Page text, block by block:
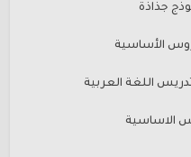
جذاذة
الأساسية
اللغة العربية
الاساسية